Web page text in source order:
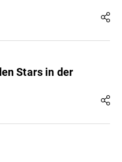
Stars in der